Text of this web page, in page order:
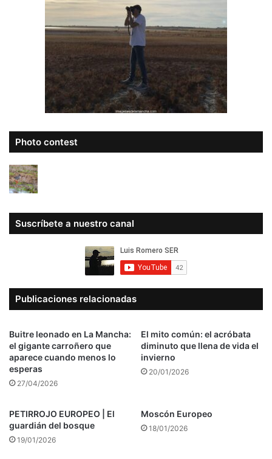
Photo contest
Suscríbete a nuestro canal
Publicaciones relacionadas
Buitre leonado en La Mancha:
el gigante carroñero que
aparece cuando menos lo
esperas
27/04/2026
El mito común: el acróbata
diminuto que llena de vida el
invierno
20/01/2026
PETIRROJO EUROPEO | El
guardián del bosque
19/01/2026
Moscón Europeo
18/01/2026